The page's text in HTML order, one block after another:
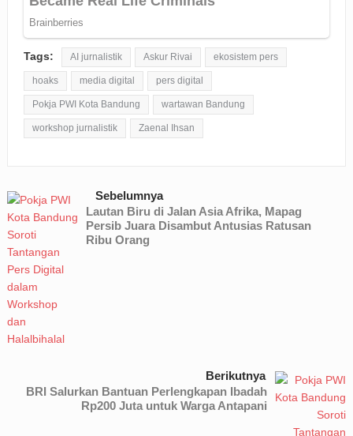
Tags: AI jurnalistik Askur Rivai ekosistem pers
hoaks media digital pers digital
Pokja PWI Kota Bandung wartawan Bandung
workshop jurnalistik Zaenal Ihsan
Sebelumnya
Lautan Biru di Jalan Asia Afrika, Mapag
Persib Juara Disambut Antusias Ratusan
Ribu Orang
Berikutnya
BRI Salurkan Bantuan Perlengkapan Ibadah
Rp200 Juta untuk Warga Antapani